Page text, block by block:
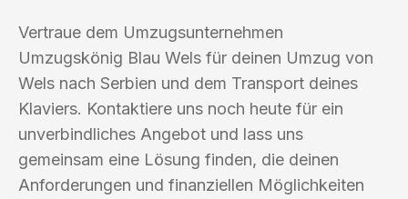
Vertraue dem Umzugsunternehmen
Umzugskönig Blau Wels für deinen Umzug von
Wels nach Serbien und dem Transport deines
Klaviers. Kontaktiere uns noch heute für ein
unverbindliches Angebot und lass uns
gemeinsam eine Lösung finden, die deinen
Anforderungen und finanziellen Möglichkeiten